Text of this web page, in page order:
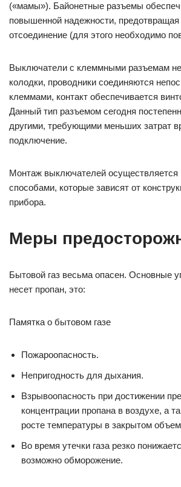
(«мамы»). Байонетные разъемы
повышенной надежности, предотвращая
отсоединение (для этого необходимо
Выключатели с клеммными разъемам
колодки, проводники соединяются
клеммами, контакт обеспечивается
Данный тип разъемом сегодня
другими, требующими меньших затрат
подключение.
Монтаж выключателей
способами, которые зависят от
прибора.
Меры
Бытовой газ весьма опасен. Основные
несет пропан, это:
Памятка о бытовом газе
Пожароопасность.
Непригодность для дыхания.
Взрывоопасность при достижении
концентрации пропана в воздухе, а
росте температуры в закрытом
Во время утечки газа резко
возможно обморожение.